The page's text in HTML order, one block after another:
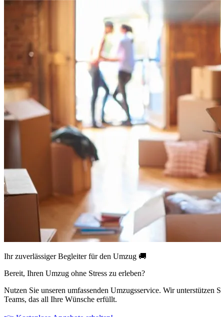
Ihr zuverlässiger Begleiter für den Umzug 🚚
Bereit, Ihren Umzug ohne Stress zu erleben?
Nutzen Sie unseren umfassenden Umzugsservice. Wir
Teams, das all Ihre Wünsche erfüllt.